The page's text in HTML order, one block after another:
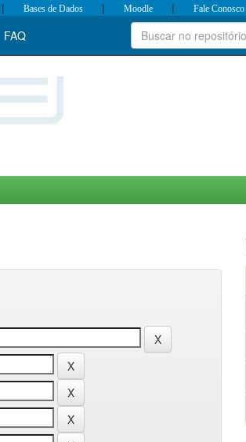
| Bases de Dados | Moodle | Fale Conosco
FAQ